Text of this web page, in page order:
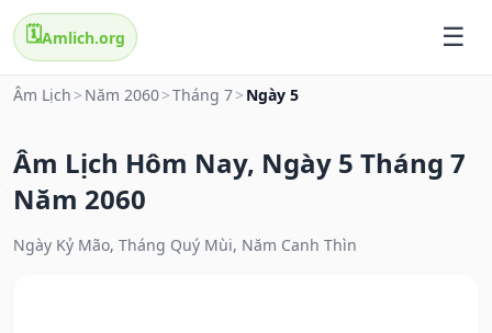
🗓️Amlich.org
Âm Lịch > Năm 2060>Tháng 7> Ngày 5
Âm Lịch Hôm Nay, Ngày 5 Tháng 7
Năm 2060
Ngày Kỷ Mão, Tháng Quý Mùi, Năm Canh Thìn